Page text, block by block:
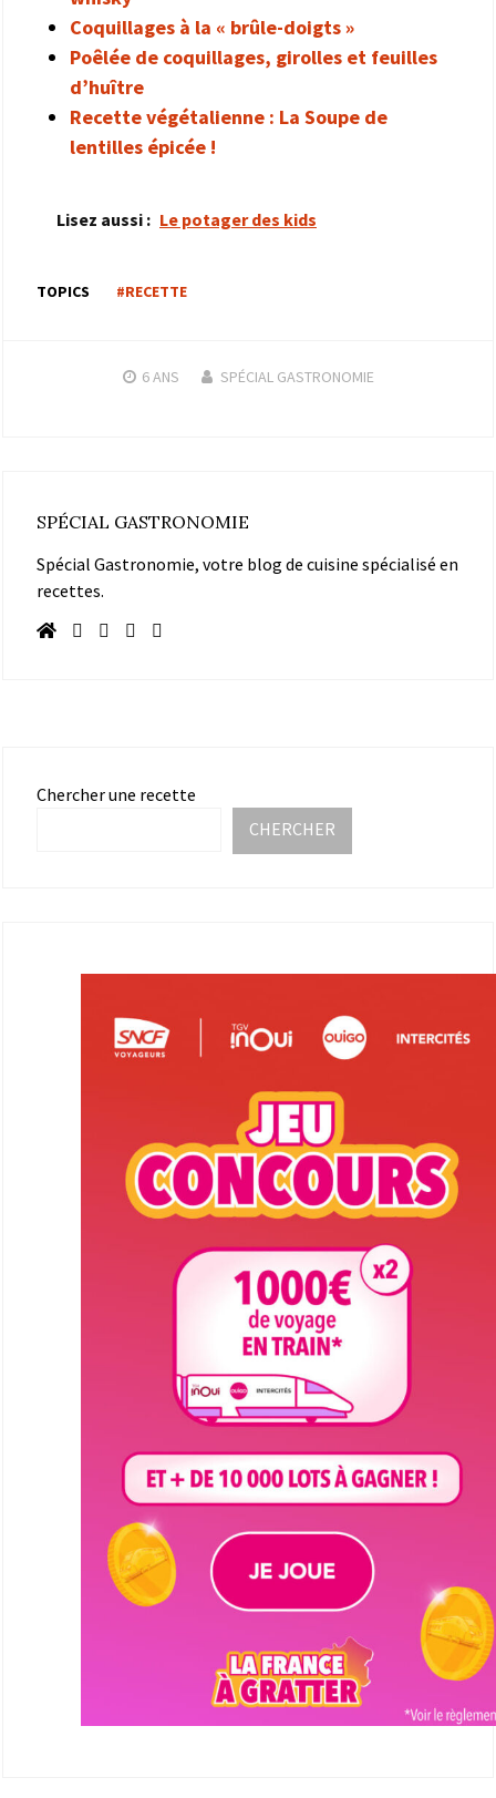
Coquillages à la « brûle-doigts »
Poêlée de coquillages, girolles et feuilles
d’huître
Recette végétalienne : La Soupe de
lentilles épicée !
Lisez aussi : Le potager des kids
TOPICS #RECETTE
6 ANS SPÉCIAL GASTRONOMIE
SPÉCIAL GASTRONOMIE
Spécial Gastronomie, votre blog de cuisine spécialisé en
recettes.
Chercher une recette
CHERCHER